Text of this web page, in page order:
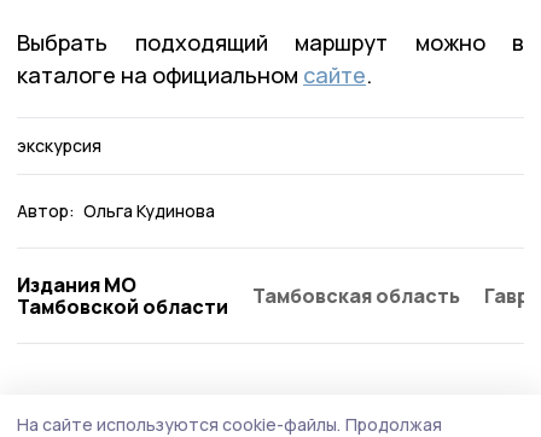
Выбрать подходящий маршрут можно в
каталоге на официальном сайте.
экскурсия
Автор: Ольга Кудинова
Издания МО
Тамбовской области
Тамбовская область
На сайте используются cookie-файлы. Продолжая